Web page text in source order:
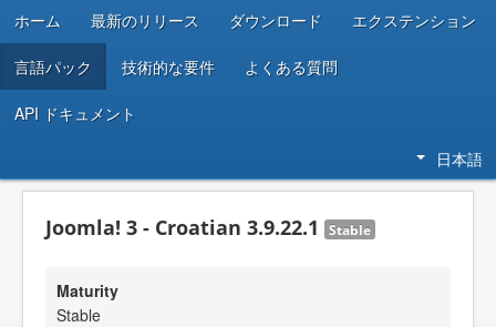
開発者向けリソース
ホーム 最新のリリース ダウンロード エクステンション
言語パック 技術的な要件 よくある質問
API ドキュメント
日本語
Joomla! 3 - Croatian 3.9.22.1 Stable
Maturity
Stable